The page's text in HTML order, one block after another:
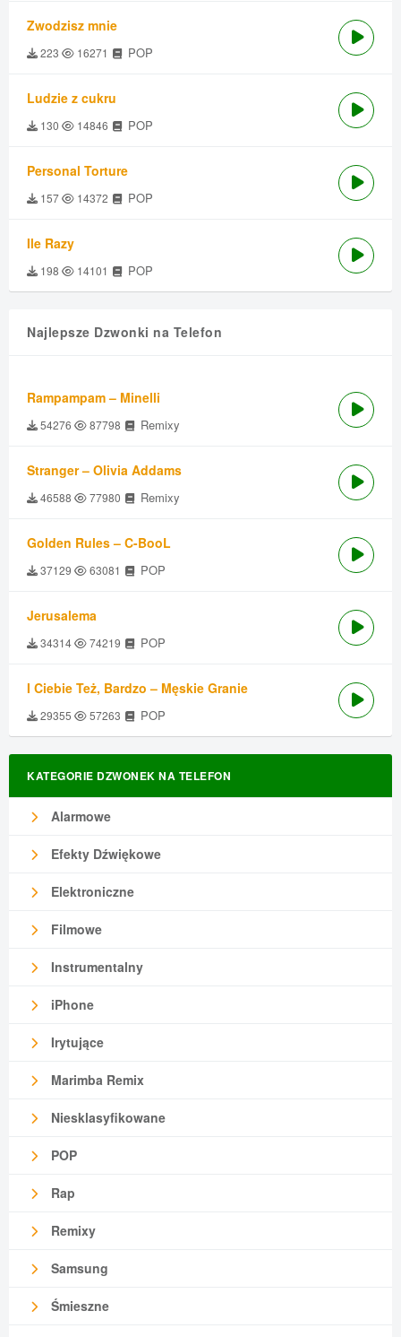
Zwodzisz mnie
223 16271 POP
Ludzie z cukru
130 14846 POP
Personal Torture
157 14372 POP
Ile Razy
198 14101 POP
Najlepsze Dzwonki na Telefon
Rampampam – Minelli
54276 87798 Remixy
Stranger – Olivia Addams
46588 77980 Remixy
Golden Rules – C-BooL
37129 63081 POP
Jerusalema
34314 74219 POP
I Ciebie Też, Bardzo – Męskie Granie
29355 57263 POP
KATEGORIE DZWONEK NA TELEFON
Alarmowe
Efekty Dźwiękowe
Elektroniczne
Filmowe
Instrumentalny
iPhone
Irytujące
Marimba Remix
Niesklasyfikowane
POP
Rap
Remixy
Samsung
Śmieszne